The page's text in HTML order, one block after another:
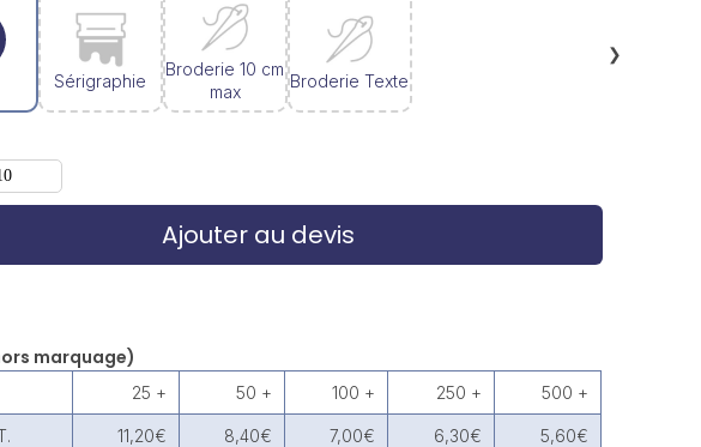
Sérigraphie
Broderie 10 cm
max
Broderie Texte
❯
Ajouter au devis
marquage)
25 + 50 + 100 + 250 + 500 +
11,20€ 8,40€ 7,00€ 6,30€ 5,60€